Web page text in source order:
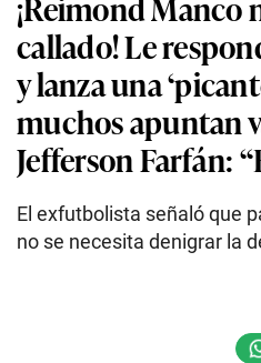
callado! Le
y lanza una
muchos apuntan
Jefferson Farfán:
El exfutbolista señaló que
no se necesita denigrar la